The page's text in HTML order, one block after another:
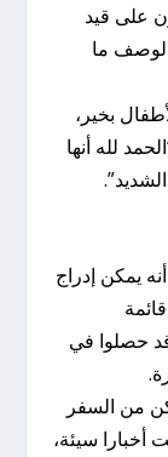
على قيد
لوصف ما
بخير،
لله أنها
وأفادت وزارة الخارجية في ديسمبر 2023 أنه يمكن إدراج
حصلوا في
من السفر
أخبارا سيئة،